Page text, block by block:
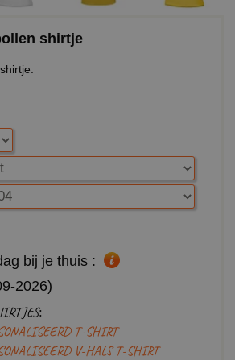
shirtje
bij je thuis :
2026)
T-SHIRT
V-HALS T-SHIRT